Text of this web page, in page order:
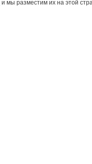
и мы разместим их на этой